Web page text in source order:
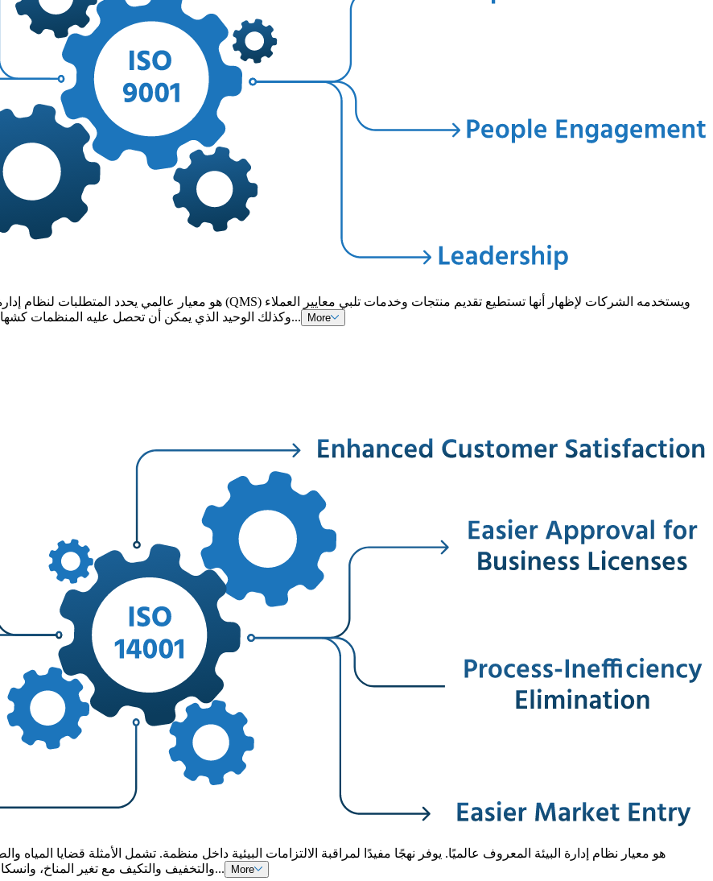
والتنظيمات بشكل مستمر. إنه الأكثر استخدامًا في سلسلة ISO 9000، وكذلك الوحيد الذي يمكن أن تحصل عليه المنظمات كشهاد...
More
والتخفيف والتكيف مع تغير المناخ، وانسكابات المواد الكيميائية، وتخصيص الموارد، والتحسين. يتعلق بالعوامل الب...
More